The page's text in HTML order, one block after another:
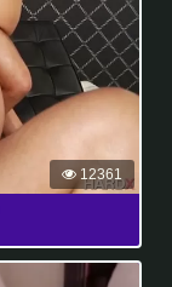
12361